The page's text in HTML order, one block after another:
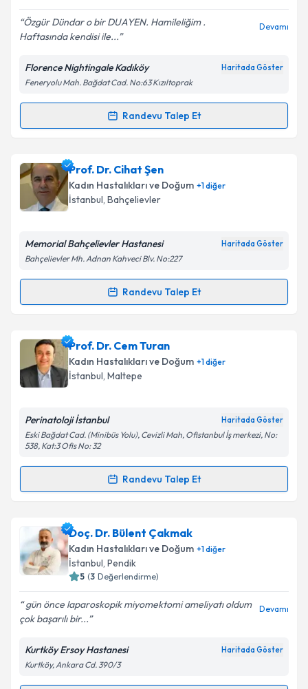
kapsamda işlenmesini kabul ediyorum.
Takvim Talebini Gönder
Özgür Dündar o bir DUAYEN. Hamileliğim .
Haftasında kendisi ile...
Devamı
Florence Nightingale Kadıköy Haritada Göster
Feneryolu Mah. Bağdat Cad. No:63 Kızıltoprak
Randevu Talep Et
Randevu Takvimi Talebi
Prof. Dr. Özgür Dundariçin randevu takvimi talebi
oluşturun. Size bu uzmandan randevu almanız için bir
takvim hazırlandığında e-posta ile bilgilendireceğiz.
Kişisel verilerimin işlenmesine ilişkin
Metni'ni okudum ve kişisel verilerimin belirtilen
Takvim Talebini Gönder
Prof. Dr. Cihat Şen
Kadın Hastalıkları ve Doğum +1diğer
İstanbul, Bahçelievler
Memorial Bahçelievler Hastanesi Haritada Göster
Bahçelievler Mh. Adnan Kahveci Blv. No:227
Randevu Talep Et
Randevu Takvimi Talebi
Prof. Dr. Cihat Şeniçin randevu takvimi talebi
oluşturun. Size bu uzmandan randevu almanız için bir
takvim hazırlandığında e-posta ile bilgilendireceğiz.
Kişisel verilerimin işlenmesine ilişkinAydınlatma
'ni okudum ve kişisel verilerimin belirtilen
kapsamda işlenmesini kabul ediyorum.
Takvim Talebini Gönder
Prof. Dr. Cem Turan
Kadın Hastalıkları ve Doğum +1diğer
İstanbul, Maltepe
Perinatoloji İstanbul Haritada Göster
Eski Bağdat Cad. (Minibüs Yolu), Cevizli Mah, Ofistanbul İş merkezi, No:
538, Kat:3 Ofis No: 32
Randevu Talep Et
Randevu Takvimi Talebi
Prof. Dr. Cem Turaniçin randevu takvimi talebi
oluşturun. Size bu uzmandan randevu almanız için bir
takvim hazırlandığında e-posta ile bilgilendireceğiz.
Kişisel verilerimin işlenmesine ilişkin
Aydınlatma
Metni'ni okudum ve kişisel verilerimin belirtilen
kapsamda işlenmesini kabul ediyorum.
Doç. Dr. Bülent Çakmak
Kadın Hastalıkları ve Doğum +1diğer
İstanbul, Pendik
5 (3 Değerlendirme)
gün önce laparoskopik miyomektomi ameliyatı oldum
çok başarılı bir...
Devamı
Kurtköy Ersoy Hastanesi Haritada Göster
Kurtköy, Ankara Cd. 390/3